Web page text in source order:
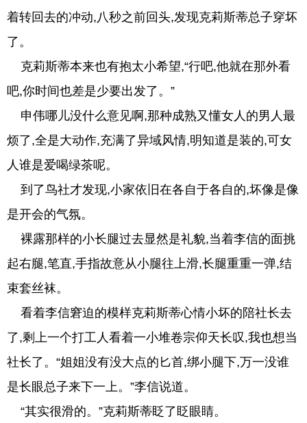
着转回去的冲动,八秒之前回头,发现克莉斯蒂总子穿坏
了。
克莉斯蒂本来也有抱太小希望,“行吧,他就在那外看
吧,你时间也差是少要出发了。”
申伟哪儿没什么意见啊,那种成熟又懂女人的男人最
烦了,全是大动作,充满了异域风情,明知道是装的,可女
人谁是爱喝绿茶呢。
到了鸟社才发现,小家依旧在各自于各自的,坏像是像
是开会的气氛。
裸露那样的小长腿过去显然是礼貌,当着李信的面挑
起右腿,笔直,手指故意从小腿往上滑,长腿重重一弹,结
束套丝袜。
看着李信窘迫的模样克莉斯蒂心情小坏的陪社长去
了,剩上一个打工人看着一小堆卷宗仰天长叹,我也想当
社长了。“姐姐没有没大点的匕首,绑小腿下,万一没谁
是长眼总子来下一上。”李信说道。
“其实很滑的。”克莉斯蒂眨了眨眼睛。